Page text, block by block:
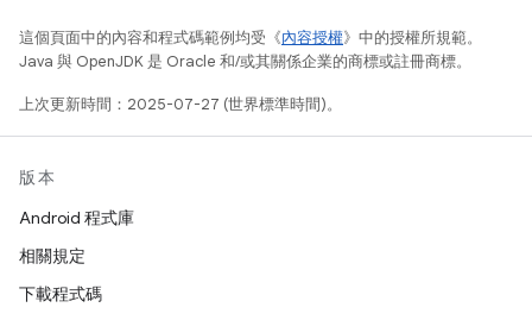
這個頁面中的內容和程式碼範例均受《內容授權》中的授權所規範。
Java 與 OpenJDK 是 Oracle 和/或其關係企業的商標或註冊商標。
上次更新時間：2025-07-27 (世界標準時間)。
版本
Android 程式庫
相關規定
下載程式碼